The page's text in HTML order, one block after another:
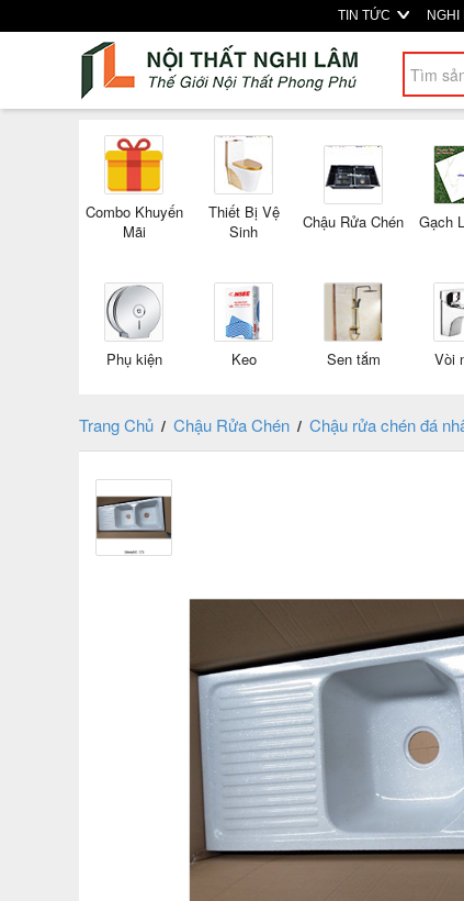
TIN TỨC NGHI
Combo Khuyến
Mãi
Thiết Bị Vệ
Sinh
Chậu Rửa Chén Gạch
Phụ kiện Keo Sen tắm Vòi
Trang Chủ / Chậu Rửa Chén / Chậu rửa chén đá